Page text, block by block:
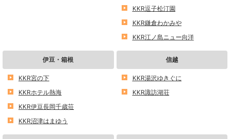
KKR逗子松汀園
KKR鎌倉わかみや
KKR江ノ島ニュー向洋
伊豆・箱根
KKR宮の下
KKRホテル熱海
KKR伊豆長岡千歳荘
KKR沼津はまゆう
信越
KKR湯沢ゆきぐに
KKR諏訪湖荘